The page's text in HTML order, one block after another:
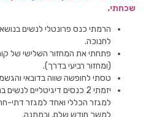
שכחתי.
הרמתי כנס פרונטלי לנשים
לחנוכה.
פתחתי את המחזור השלישי של
(ומחזור רביעי בדרך).
טסתי לחופשה שווה בדובאי
יזמתי 2 כנסים דיגיטליים
למגזר הכללי ואחד למגזר דתי-